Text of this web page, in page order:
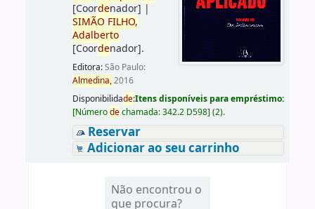
[Coordenador] |
SIMÃO FILHO,
Adalberto
[Coordenador].
Editora:São Paulo:
Almedina,2016
Disponibilidade:Itens disponíveis para empréstimo:
[Númerodechamada:342.2 D598] (2).
Reservar
Adicionar ao seu carrinho
Não encontrou o
que procura?